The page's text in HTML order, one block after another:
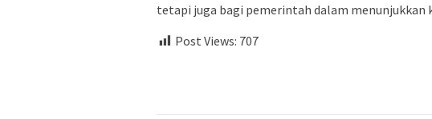
tetapi juga bagi pemerintah dalam menunjukkan
Post Views: 707